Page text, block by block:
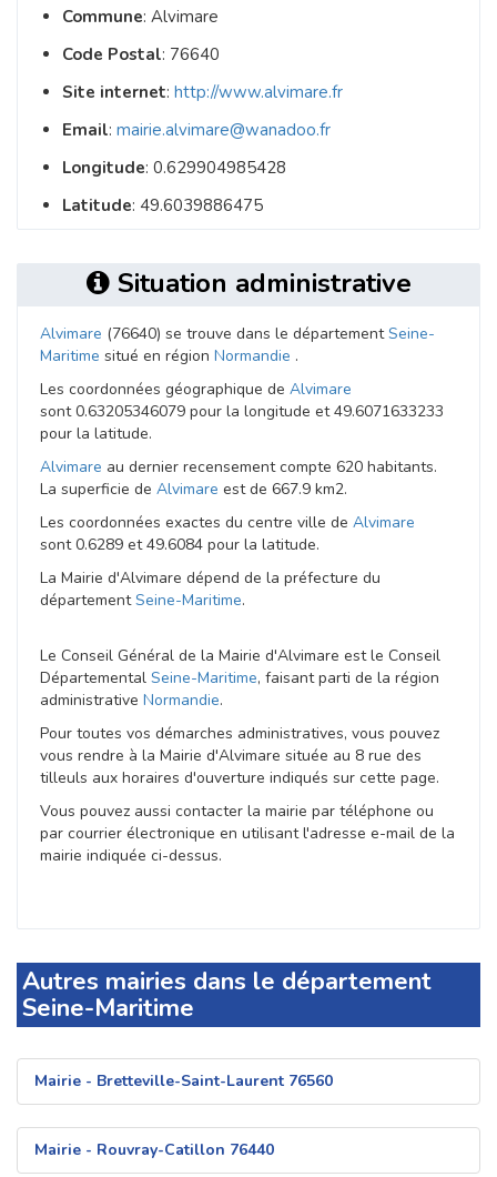
Commune: Alvimare
Code Postal: 76640
Site internet: http://www.alvimare.fr
Email: mairie.alvimare@wanadoo.fr
Longitude: 0.629904985428
Latitude: 49.6039886475
Situation administrative
Alvimare (76640) se trouve dans le départementSeine-
Maritime situé en région Normandie .
Les coordonnées géographique de Alvimare
sont 0.63205346079 pour la longitude et 49.6071633233
pour la latitude.
Alvimare au dernier recensement compte 620 habitants.
La superficie de Alvimare est de 667.9 km2.
Les coordonnées exactes du centre ville de Alvimare
sont 0.6289 et 49.6084 pour la latitude.
La Mairie d'Alvimare dépend de la préfecture du
départementSeine-Maritime.
Le Conseil Général de la Mairie d'Alvimare est le Conseil
Départemental Seine-Maritime, faisant parti de la région
administrative Normandie.
Pour toutes vos démarches administratives, vous pouvez
vous rendre à la Mairie d'Alvimare située au 8 rue des
tilleuls aux horaires d'ouverture indiqués sur cette page.
Vous pouvez aussi contacter la mairie par téléphone ou
par courrier électronique en utilisant l'adresse e-mail de la
mairie indiquée ci-dessus.
Autres mairies dans le département
Seine-Maritime
Mairie - Bretteville-Saint-Laurent 76560
Mairie - Rouvray-Catillon 76440